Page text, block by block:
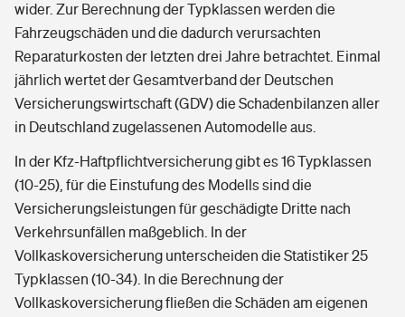
wider. Zur Berechnung der Typklassen werden die
Fahrzeugschäden und die dadurch verursachten
Reparaturkosten der letzten drei Jahre betrachtet. Einmal
jährlich wertet der Gesamtverband der Deutschen
Versicherungswirtschaft (GDV) die Schadenbilanzen aller
in Deutschland zugelassenen Automodelle aus.
In der Kfz-Haftpflichtversicherung gibt es 16 Typklassen
(10-25), für die Einstufung des Modells sind die
Versicherungsleistungen für geschädigte Dritte nach
Verkehrsunfällen maßgeblich. In der
Vollkaskoversicherung unterscheiden die Statistiker 25
Typklassen (10-34). In die Berechnung der
Vollkaskoversicherung fließen die Schäden am eigenen